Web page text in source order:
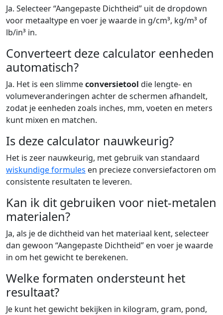
Ja. Selecteer “Aangepaste Dichtheid” uit de dropdown
voor metaaltype en voer je waarde in g/cm³, kg/m³ of
lb/in³ in.
Converteert deze calculator eenheden
automatisch?
Ja. Het is een slimmeconversietool die lengte- en
volumeveranderingen achter de schermen afhandelt,
zodat je eenheden zoals inches, mm, voeten en meters
kunt mixen en matchen.
Is deze calculator nauwkeurig?
Het is zeer nauwkeurig, met gebruik van standaard
wiskundige formules en precieze conversiefactoren om
consistente resultaten te leveren.
Kan ik dit gebruiken voor niet-metalen
materialen?
Ja, als je de dichtheid van het materiaal kent, selecteer
dan gewoon “Aangepaste Dichtheid” en voer je waarde
in om het gewicht te berekenen.
Welke formaten ondersteunt het
resultaat?
Je kunt het gewicht bekijken in kilogram, gram, pond,